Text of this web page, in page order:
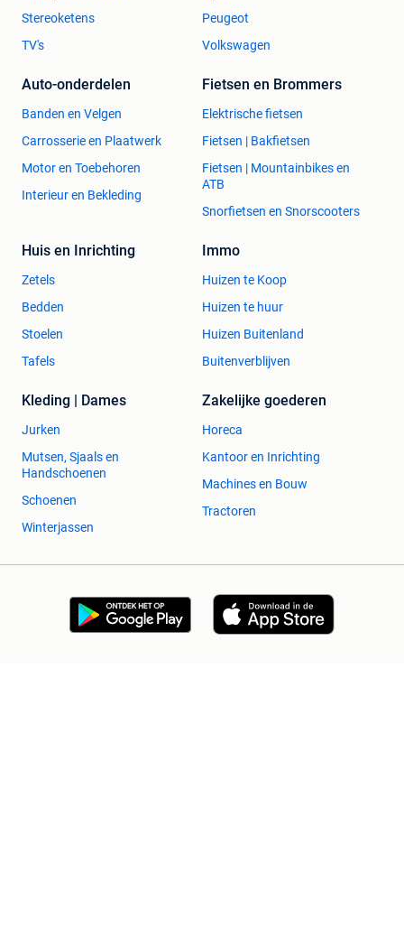
Stereoketens
TV's
Peugeot
Volkswagen
Auto-onderdelen
Banden en Velgen
Carrosserie en Plaatwerk
Motor en Toebehoren
Interieur en Bekleding
Fietsen en Brommers
Elektrische fietsen
Fietsen | Bakfietsen
Fietsen | Mountainbikes en
ATB
Snorfietsen en Snorscooters
Huis en Inrichting
Zetels
Bedden
Stoelen
Tafels
Immo
Huizen te Koop
Huizen te huur
Huizen Buitenland
Buitenverblijven
Kleding | Dames
Jurken
Mutsen, Sjaals en
Handschoenen
Schoenen
Winterjassen
Zakelijke goederen
Horeca
Kantoor en Inrichting
Machines en Bouw
Tractoren